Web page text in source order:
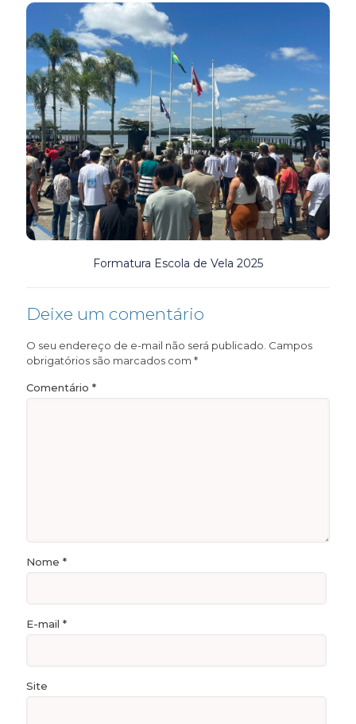
Formatura Escola de Vela 2025
Deixe um comentário
O seu endereço de e-mail não será publicado. Campos
obrigatórios são marcados com *
Comentário *
Nome *
E-mail *
Site